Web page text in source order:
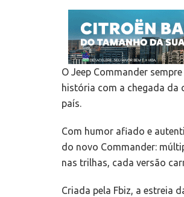
O Jeep Commander
história com a chegada da
país.
Com humor afiado e
do novo Commander:
nas trilhas, cada versão
Criada pela Fbiz, a estreia